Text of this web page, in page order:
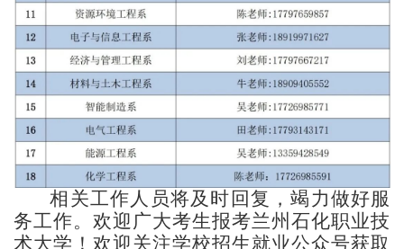
相关工作人员将及时回复，竭力做好服
务工作。欢迎广大考生报考兰州石化职业技
术大学！欢迎关注学校招生就业公众号获取